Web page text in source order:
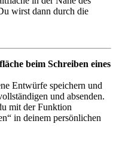
wirst dann durch die
beim Schreiben eines
Entwürfe speichern und
und absenden.
mit der Funktion
in deinem persönlichen